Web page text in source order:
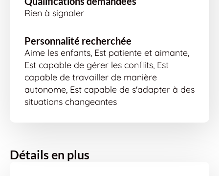
Rien à signaler
Personnalité recherchée
Aime les enfants, Est patiente et aimante,
Est capable de gérer les conflits, Est
capable de travailler de manière
autonome, Est capable de s'adapter à des
situations changeantes
Détails en plus